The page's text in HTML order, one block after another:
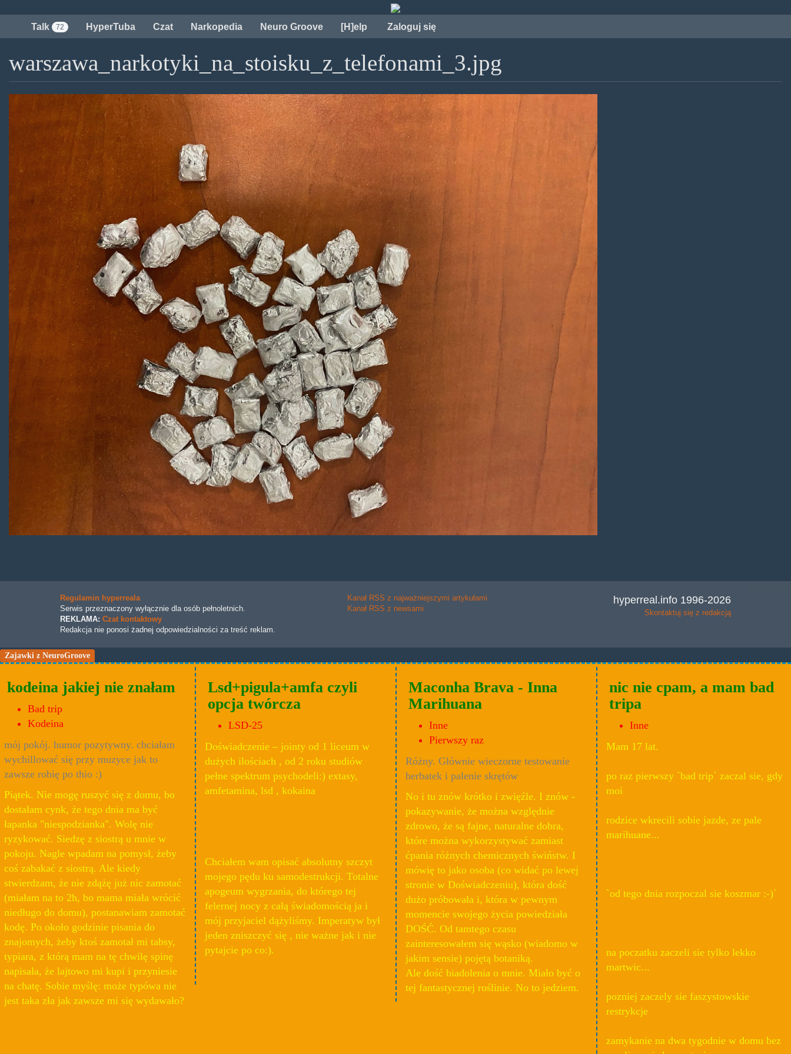
treści
Talk 72 HyperTuba Czat Narkopedia Neuro Groove [H]elp Zaloguj się
warszawa_narkotyki_na_stoisku_z_telefonami_3.jpg
Regulamin hyperreala
Serwis przeznaczony wyłącznie dla osób pełnoletnich.
REKLAMA: Czat kontaktowy
Redakcja nie ponosi żadnej odpowiedzialności za treść reklam.
Kanał RSS z najważniejszymi artykułami
Kanał RSS z newsami
hyperreal.info 1996-2026
Skontaktuj się z redakcją
Zajawki z NeuroGroove
kodeina jakiej nie znałam
Bad trip
Kodeina
mój pokój. humor pozytywny. chciałam
wychillować się przy muzyce jak to
zawsze robię po thio :)
Piątek. Nie mogę ruszyć się z domu, bo
dostałam cynk, że tego dnia ma być
łapanka "niespodzianka". Wolę nie
ryzykować. Siedzę z siostrą u mnie w
pokoju. Nagle wpadam na pomysł, żeby
coś zabakać z siostrą. Ale kiedy
stwierdzam, że nie zdążę już nic zamotać
(miałam na to 2h, bo mama miała wrócić
niedługo do domu), postanawiam zamotać
kodę. Po około godzinie pisania do
znajomych, żeby ktoś zamotał mi tabsy,
typiara, z którą mam na tę chwilę spinę
napisała, że lajtowo mi kupi i przyniesie
na chatę. Sobie myślę: może typówa nie
jest taka zła jak zawsze mi się wydawało?
Lsd+pigula+amfa czyli
opcja twórcza
LSD-25
Doświadczenie – jointy od 1 liceum w
dużych ilościach , od 2 roku studiów
pełne spektrum psychodeli:) extasy,
amfetamina, lsd , kokaina
Chciałem wam opisać absolutny szczyt
mojego pędu ku samodestrukcji. Totalne
apogeum wygrzania, do którego tej
felernej nocy z całą świadomością ja i
mój przyjaciel dążyliśmy. Imperatyw był
jeden zniszczyć się , nie ważne jak i nie
pytajcie po co:).
Maconha Brava - Inna
Marihuana
Inne
Pierwszy raz
Różny. Głównie wieczorne testowanie
herbatek i palenie skrętów
No i tu znów krótko i zwięźle. I znów -
pokazywanie, że można względnie
zdrowo, że są fajne, naturalne dobra,
które można wykorzystywać zamiast
ćpania różnych chemicznych świństw. I
mówię to jako osoba (co widać po lewej
stronie w Doświadczeniu), która dość
dużo próbowała i, która w pewnym
momencie swojego życia powiedziała
DOŚĆ. Od tamtego czasu
zainteresowałem się wąsko (wiadomo w
jakim sensie) pojętą botaniką.
Ale dość biadolenia o mnie. Miało być o
tej fantastycznej roślinie. No to jedziem.
nic nie cpam, a mam bad
tripa
Inne
Mam 17 lat.
po raz pierwszy `bad trip` zaczal sie, gdy
moi
rodzice wkrecili sobie jazde, ze pale
marihuane...
`od tego dnia rozpoczal sie koszmar :-)`
na poczatku zaczeli sie tylko lekko
martwic...
pozniej zaczely sie faszystowskie
restrykcje
zamykanie na dwa tygodnie w domu bez